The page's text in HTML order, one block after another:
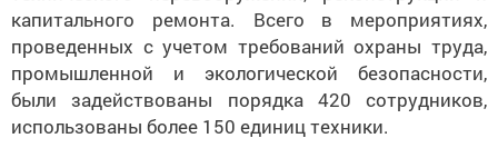
капитального ремонта. Всего в мероприятиях,
проведенных с учетом требований охраны труда,
промышленной и экологической безопасности,
были задействованы порядка 420 сотрудников,
использованы более 150 единиц техники.